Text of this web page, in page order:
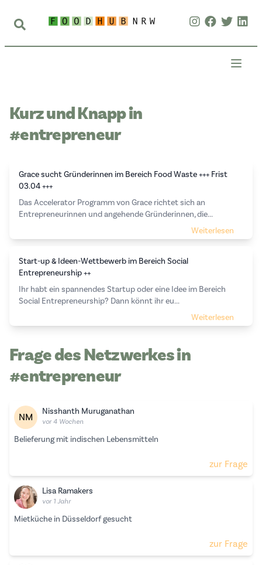
Kurz und Knapp in
#entrepreneur
Grace sucht Gründerinnen im Bereich Food Waste +++ Frist
03.04 +++
Das Accelerator Programm von Grace richtet sich an
Entrepreneurinnen und angehende Gründerinnen, die...
Weiterlesen
Start-up & Ideen-Wettbewerb im Bereich Social
Entrepreneurship ++
Ihr habt ein spannendes Startup oder eine Idee im Bereich
Social Entrepreneurship? Dann könnt ihr eu...
Weiterlesen
Frage des Netzwerkes in
#entrepreneur
NM Nisshanth Muruganathan
vor 4 Wochen
Belieferung mit indischen Lebensmitteln
zur Frage
Lisa Ramakers
vor 1 Jahr
Mietküche in Düsseldorf gesucht
zur Frage